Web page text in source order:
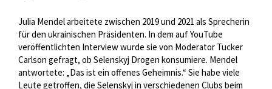
Julia Mendel arbeitete zwischen 2019 und 2021 als Sprecherin
für den ukrainischen Präsidenten. In dem auf YouTube
veröffentlichten Interview wurde sie von Moderator Tucker
Carlson gefragt, ob Selenskyj Drogen konsumiere. Mendel
antwortete: „Das ist ein offenes Geheimnis.“ Sie habe viele
Leute getroffen, die Selenskyj in verschiedenen Clubs beim